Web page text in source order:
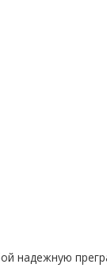
надежную